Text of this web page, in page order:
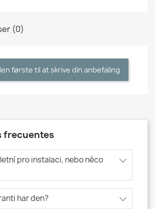
(0)
første til at skrive din anbefaling
frecuentes
pro instalaci, nebo něco
har den?